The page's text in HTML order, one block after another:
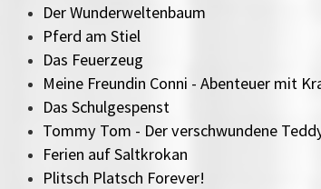
Der Wunderweltenbaum
Pferd am Stiel
Das Feuerzeug
Meine Freundin Conni - Abenteuer mit
Das Schulgespenst
Tommy Tom - Der verschwundene
Ferien auf Saltkrokan
Plitsch Platsch Forever!